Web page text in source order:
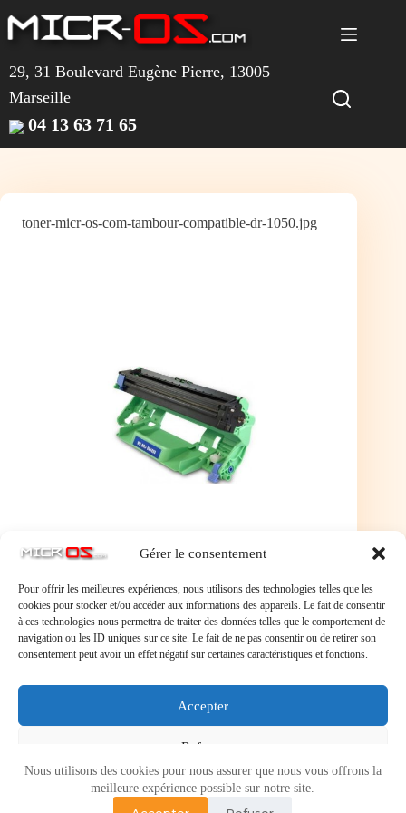
Gérer le consentement
Pour offrir les meilleures expériences, nous utilisons des technologies telles que les
cookies pour stocker et/ou accéder aux informations des appareils. Le fait de consentir
à ces technologies nous permettra de traiter des données telles que le comportement de
navigation ou les ID uniques sur ce site. Le fait de ne pas consentir ou de retirer son
consentement peut avoir un effet négatif sur certaines caractéristiques et fonctions.
Accepter
Refuser
Voir les préférences
au
contenu
Nous utilisons des cookies pour nous assurer que nous vous offrons la
meilleure expérience possible sur notre site.
29, 31 Boulevard Eugène Pierre, 13005
Marseille
04 13 63 71 65
toner-micr-os-com-tambour-compatible-dr-1050.jpg
Laisser un commentaire
Vous devez
pour publier un commentaire.